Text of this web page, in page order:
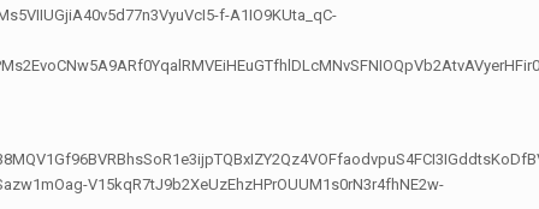
f-A1IO9KUta_qC-
V15kqR7tJ9b2XeUzEhzHPrOUUM1s0rN3r4fhNE2w-